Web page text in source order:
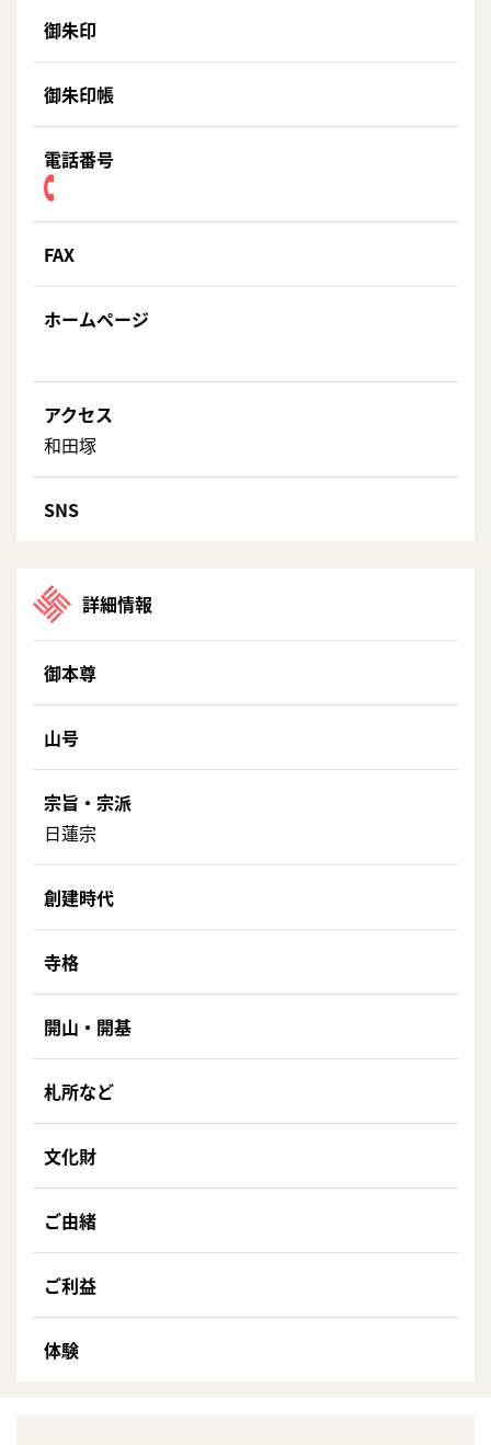
御朱印
御朱印帳
電話番号
FAX
ホームページ
アクセス
和田塚
SNS
詳細情報
御本尊
山号
宗旨・宗派
日蓮宗
創建時代
寺格
開山・開基
札所など
文化財
ご由緒
ご利益
体験